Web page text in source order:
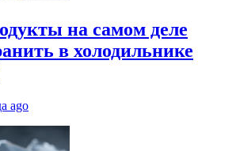
на самом деле
в холодильнике
ago